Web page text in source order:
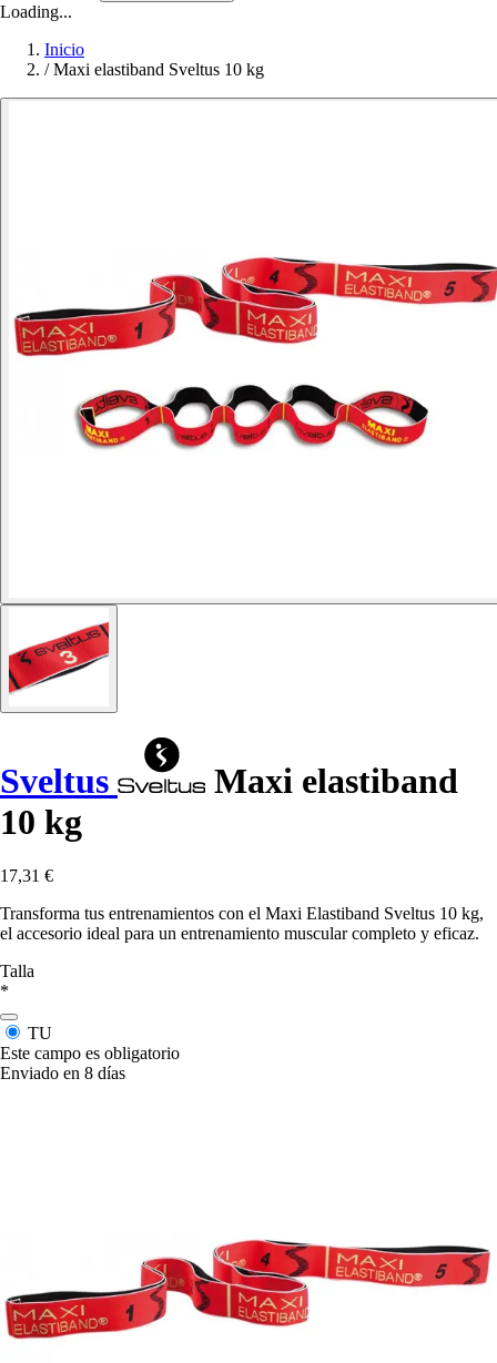
Loading...
Inicio
/ Maxi elastiband Sveltus 10 kg
Sveltus
Maxi elastiband
10 kg
17,31 €
Transforma tus entrenamientos con el Maxi Elastiband Sveltus 10 kg,
el accesorio ideal para un entrenamiento muscular completo y eficaz.
Talla
*
TU
Este campo es obligatorio
Enviado en 8 días